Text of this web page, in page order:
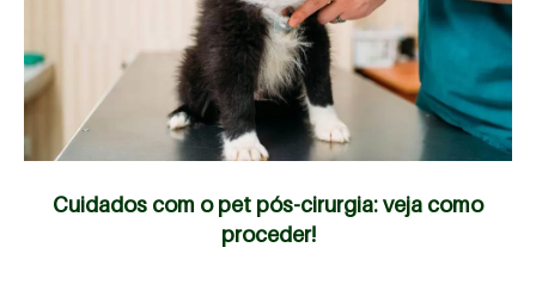
Cuidados com o pet pós-cirurgia: veja como
proceder!